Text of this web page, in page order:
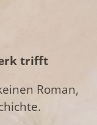
trifft
Roman,